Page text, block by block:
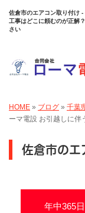
佐倉市のエアコン取り付け
工事はどこに頼むのが正解
さい
HOME » ブログ » 千葉
ーマ電設 お引越しに伴
佐倉市のエ
年中365